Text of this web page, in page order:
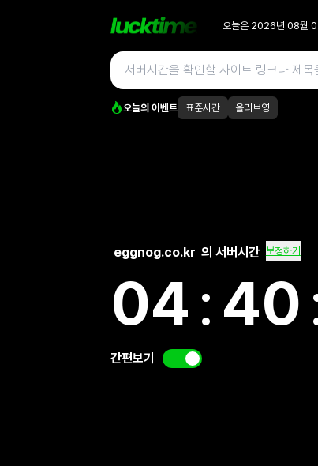
오늘은 2026년 08월
오늘의 이벤트 표준시간 올리브영
eggnog.co.kr 의 서버시간 보정하기
04:40
간편보기